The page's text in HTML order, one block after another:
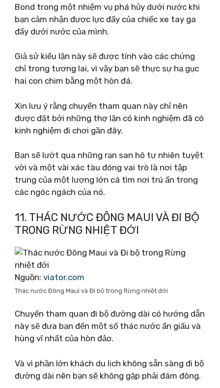
Bond trong một nhiệm vụ phá hủy dưới nước khi
bạn cảm nhận được lực đẩy của chiếc xe tay ga
đẩy dưới nước của mình.
Giả sử kiểu lặn này sẽ được tính vào các chứng
chỉ trong tương lai, vì vậy bạn sẽ thực sự hạ gục
hai con chim bằng một hòn đá.
Xin lưu ý rằng chuyến tham quan này chỉ nên
được đặt bởi những thợ lặn có kinh nghiệm đã có
kinh nghiệm đi chơi gần đây.
Bạn sẽ lướt qua những rạn san hô tự nhiên tuyệt
vời và một vài xác tàu đóng vai trò là nơi tập
trung của một lượng lớn cá tìm nơi trú ẩn trong
các ngóc ngách của nó.
11. THÁC NƯỚC ĐÔNG MAUI VÀ ĐI BỘ
TRONG RỪNG NHIỆT ĐỚI
Nguồn: viator.com
Thác nước Đông Maui và Đi bộ trong Rừng nhiệt đới
Chuyến tham quan đi bộ đường dài có hướng dẫn
này sẽ đưa bạn đến một số thác nước ẩn giấu và
hùng vĩ nhất của hòn đảo.
Và vì phần lớn khách du lịch không sẵn sàng đi bộ
đường dài nên bạn sẽ không gặp phải đám đông.